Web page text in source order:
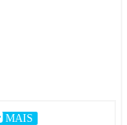
MAIS